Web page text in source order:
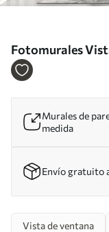
Fotomurales
u60673
Murales de
medida
Envío gratuito
Vista de ventana